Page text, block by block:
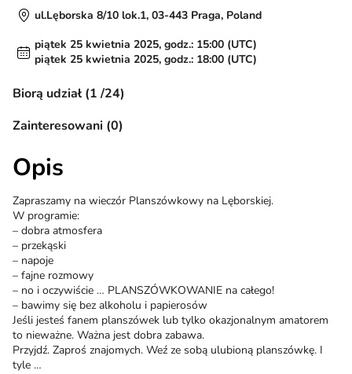
ul.Lęborska 8/10 lok.1, 03-443 Praga, Poland
piątek 25 kwietnia 2025, godz.: 15:00 (UTC)
piątek 25 kwietnia 2025, godz.: 18:00 (UTC)
Biorą udział (1 /24)
Zainteresowani (0)
Opis
Zapraszamy na wieczór Planszówkowy na Lęborskiej.
W programie:
– dobra atmosfera
– przekąski
– napoje
– fajne rozmowy
– no i oczywiście … PLANSZÓWKOWANIE na całego!
– bawimy się bez alkoholu i papierosów
Jeśli jesteś fanem planszówek lub tylko okazjonalnym amatorem
to nieważne. Ważna jest dobra zabawa.
Przyjdź. Zaproś znajomych. Weź ze sobą ulubioną planszówkę. I
tyle …